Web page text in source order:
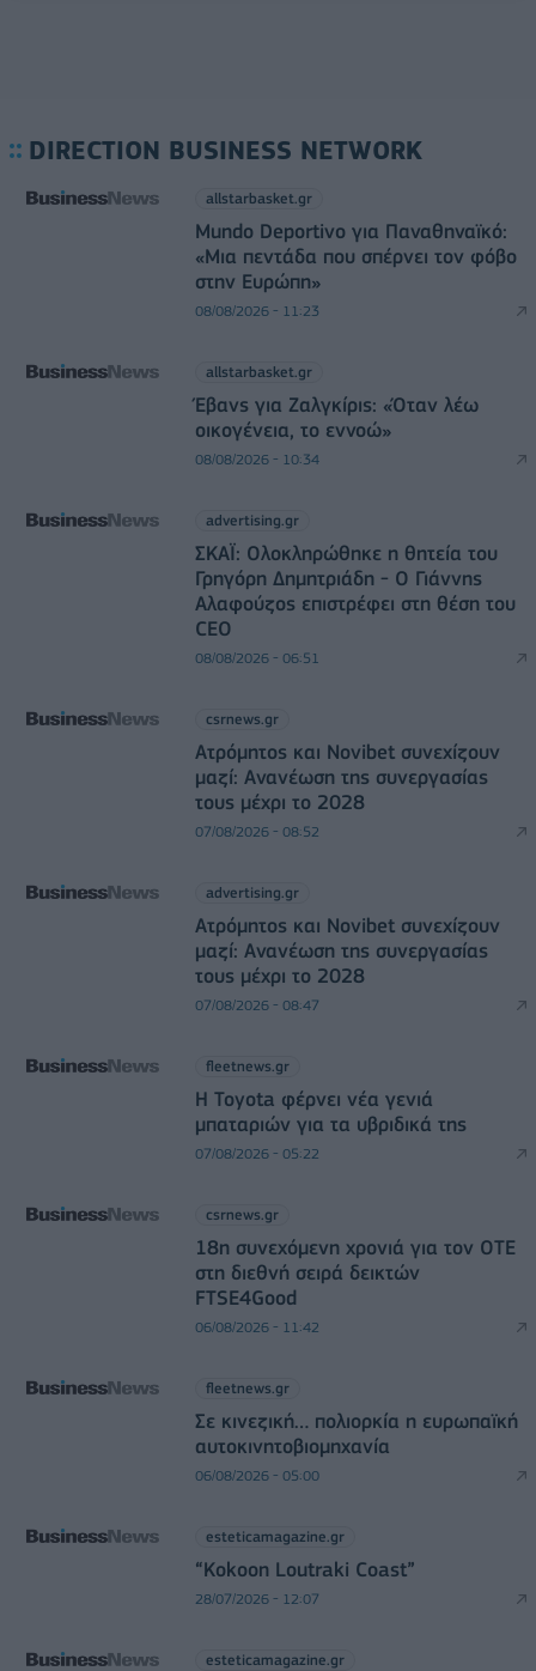
DIRECTION BUSINESS NETWORK
allstarbasket.gr
Mundo Deportivo για Παναθηναϊκό:
«Μια πεντάδα που σπέρνει τον φόβο
στην Ευρώπη»
08/08/2026 - 11:23
allstarbasket.gr
Έβανς για Ζαλγκίρις: «Όταν λέω
οικογένεια, το εννοώ»
08/08/2026 - 10:34
advertising.gr
ΣΚΑΪ: Ολοκληρώθηκε η θητεία του
Γρηγόρη Δημητριάδη - Ο Γιάννης
Αλαφούζος επιστρέφει στη θέση του
CEO
08/08/2026 - 06:51
csrnews.gr
Ατρόμητος και Novibet συνεχίζουν
μαζί: Ανανέωση της συνεργασίας
τους μέχρι το 2028
07/08/2026 - 08:52
advertising.gr
Ατρόμητος και Novibet συνεχίζουν
μαζί: Ανανέωση της συνεργασίας
τους μέχρι το 2028
07/08/2026 - 08:47
fleetnews.gr
Η Toyota φέρνει νέα γενιά
μπαταριών για τα υβριδικά της
07/08/2026 - 05:22
csrnews.gr
18η συνεχόμενη χρονιά για τον ΟΤΕ
στη διεθνή σειρά δεικτών
FTSE4Good
06/08/2026 - 11:42
fleetnews.gr
Σε κινεζική… πολιορκία η ευρωπαϊκή
αυτοκινητοβιομηχανία
06/08/2026 - 05:00
esteticamagazine.gr
“Kokoon Loutraki Coast”
28/07/2026 - 12:07
esteticamagazine.gr